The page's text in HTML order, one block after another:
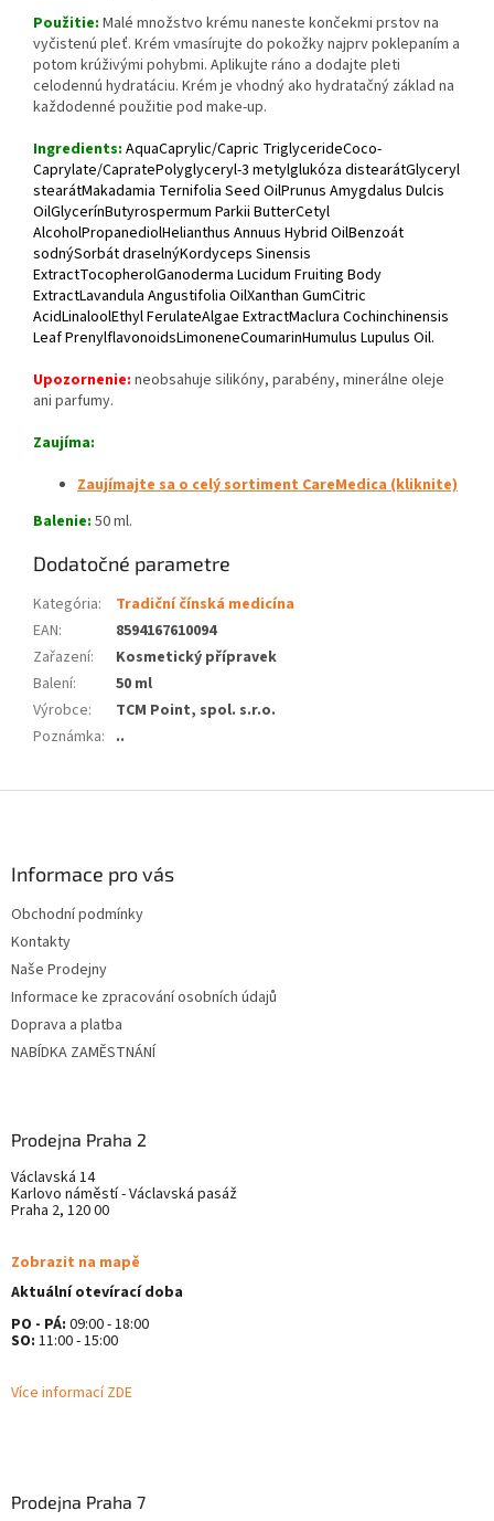
Použitie: Malé množstvo krému naneste končekmi prstov na
vyčistenú pleť. Krém vmasírujte do pokožky najprv poklepaním a
potom krúživými pohybmi. Aplikujte ráno a dodajte pleti
celodennú hydratáciu. Krém je vhodný ako hydratačný základ na
každodenné použitie pod make-up.
Ingredients: AquaCaprylic/Capric TriglycerideCoco-
Caprylate/CapratePolyglyceryl-3 metylglukóza distearátGlyceryl
stearátMakadamia Ternifolia Seed OilPrunus Amygdalus Dulcis
OilGlycerínButyrospermum Parkii ButterCetyl
AlcoholPropanediolHelianthus Annuus Hybrid OilBenzoát
sodnýSorbát draselnýKordyceps Sinensis
ExtractTocopherolGanoderma Lucidum Fruiting Body
ExtractLavandula Angustifolia OilXanthan GumCitric
AcidLinaloolEthyl FerulateAlgae ExtractMaclura Cochinchinensis
Leaf PrenylflavonoidsLimoneneCoumarinHumulus Lupulus Oil.
Upozornenie: neobsahuje silikóny, parabény, minerálne oleje
ani parfumy.
Zaujíma:
Zaujímajte sa o celý sortiment CareMedica (kliknite)
Balenie: 50 ml.
Dodatočné parametre
Kategória:
Tradiční čínská medicína
EAN:
8594167610094
Zařazení:
Kosmetický přípravek
Balení:
50 ml
Výrobce:
TCM Point, spol. s.r.o.
Poznámka: ..
Informace pro vás
Obchodní podmínky
Kontakty
Naše Prodejny
Informace ke zpracování osobních údajů
Doprava a platba
NABÍDKA ZAMĚSTNÁNÍ
Prodejna Praha 2
Václavská 14
Karlovo náměstí - Václavská pasáž
Praha 2, 120 00
Zobrazit na mapě
Aktuální otevírací doba
PO - PÁ: 09:00 - 18:00
SO: 11:00 - 15:00
Více informací ZDE
Prodejna Praha 7